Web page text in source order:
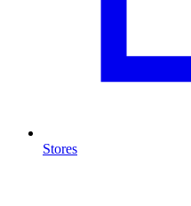
Stores